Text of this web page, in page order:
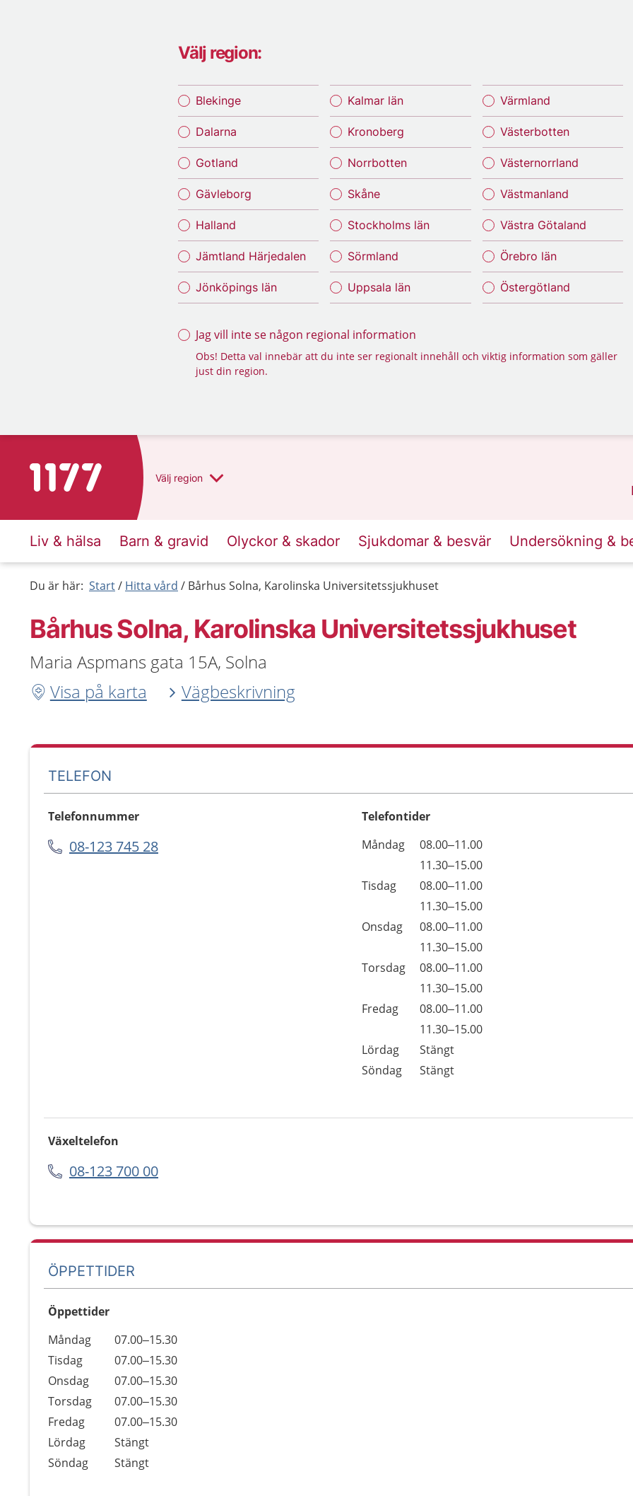
Välj region:
Blekinge
Dalarna
Gotland
Gävleborg
Halland
Jämtland Härjedalen
Jönköpings län
Kalmar län
Kronoberg
Norrbotten
Skåne
Stockholms län
Sörmland
Uppsala län
Värmland
Västerbotten
Västernorrland
Västmanland
Västra Götaland
Örebro län
Östergötland
Jag vill inte se någon regional information
Obs! Detta val innebär att du inte ser regionalt innehåll och viktig information som gäller
just din region.
Till startsidan för 1177 Välj region
Liv & hälsa Barn & gravid Olyckor & skador Sjukdomar & besvär Undersökning &
Du är här: Start Hitta vård Bårhus Solna, Karolinska Universitetssjukhuset
Bårhus Solna, Karolinska Universitetssjukhuset
Maria Aspmans gata 15A, Solna
Visa på karta
Vägbeskrivning
TELEFON
Telefonnummer
08-123 745 28
Telefontider
Dag
Öppettider
Kommentarer
Måndag
08.00–11.00
11.30–15.00
Tisdag
08.00–11.00
11.30–15.00
Onsdag
08.00–11.00
11.30–15.00
Torsdag
08.00–11.00
11.30–15.00
Fredag
08.00–11.00
11.30–15.00
Lördag
Stängt
Söndag
Stängt
Växeltelefon
08-123 700 00
ÖPPETTIDER
Öppettider
Dag
Öppettider
Kommentarer
Måndag
07.00–15.30
Tisdag
07.00–15.30
Onsdag
07.00–15.30
Torsdag
07.00–15.30
Fredag
07.00–15.30
Lördag
Stängt
Söndag
Stängt